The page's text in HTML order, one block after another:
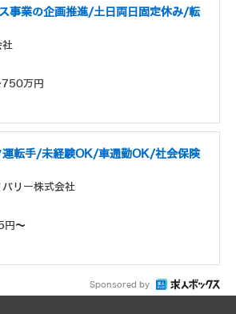
事業の企画推進/土日両日固定休み/転
万円
運転手/未経験OK/車通勤OK/社会保険
リー株式会社
円～
Sponsored by